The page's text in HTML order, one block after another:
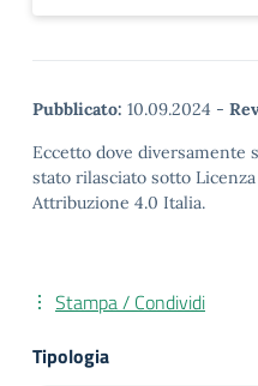
Pubblicato: 10.09.2024 -
Eccetto dove diversamente
stato rilasciato sotto
Attribuzione 4.0 Italia.
Stampa / Condividi
Tipologia